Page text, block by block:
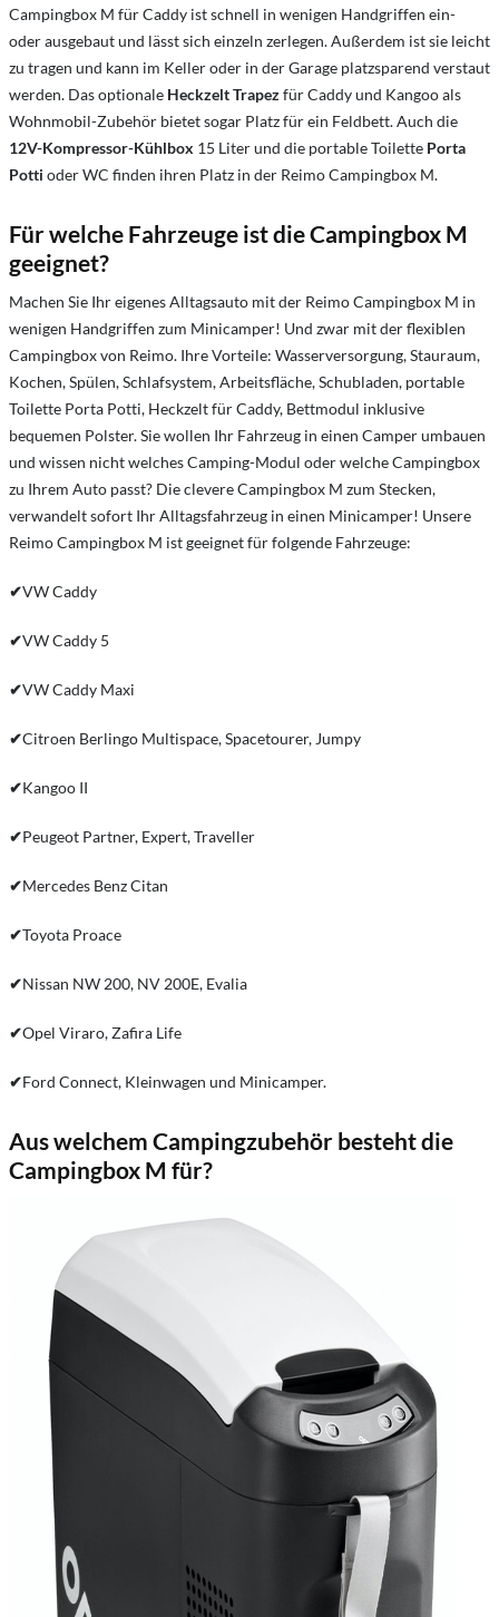
Campingbox M für Caddy ist schnell in wenigen Handgriffen ein-
oder ausgebaut und lässt sich einzeln zerlegen. Außerdem ist sie leicht
zu tragen und kann im Keller oder in der Garage platzsparend verstaut
werden. Das optionale Heckzelt Trapezfür Caddy und Kangoo als
Wohnmobil-Zubehör bietet sogar Platz für ein Feldbett. Auch die
12V-Kompressor-Kühlbox 15 Liter und die portable Toilette Porta
Potti oder WC finden ihren Platz in der Reimo Campingbox M.
Für welche Fahrzeuge ist die Campingbox M
geeignet?
Machen Sie Ihr eigenes Alltagsauto mit der Reimo Campingbox M in
wenigen Handgriffen zum Minicamper! Und zwar mit der flexiblen
Campingbox von Reimo. Ihre Vorteile: Wasserversorgung, Stauraum,
Kochen, Spülen, Schlafsystem, Arbeitsfläche, Schubladen, portable
Toilette Porta Potti, Heckzelt für Caddy, Bettmodul inklusive
bequemen Polster. Sie wollen Ihr Fahrzeug in einen Camper umbauen
und wissen nicht welches Camping-Modul oder welche Campingbox
zu Ihrem Auto passt? Die clevere Campingbox M zum Stecken,
verwandelt sofort Ihr Alltagsfahrzeug in einen Minicamper! Unsere
Reimo Campingbox M ist geeignet für folgende Fahrzeuge:
✔VW Caddy
✔VW Caddy 5
✔VW Caddy Maxi
✔Citroen Berlingo Multispace, Spacetourer, Jumpy
✔Kangoo II
✔Peugeot Partner, Expert, Traveller
✔Mercedes Benz Citan
✔Toyota Proace
✔Nissan NW 200, NV 200E, Evalia
✔Opel Viraro, Zafira Life
✔Ford Connect, Kleinwagen und Minicamper.
Aus welchem Campingzubehör besteht die
Campingbox M für?